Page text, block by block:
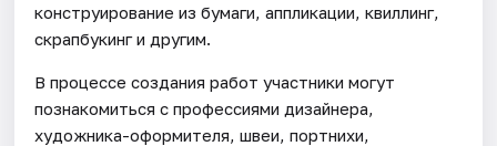
конструирование из бумаги, аппликации, квиллинг,
скрапбукинг и другим.
В процессе создания работ участники могут
познакомиться с профессиями дизайнера,
художника-оформителя, швеи, портнихи,